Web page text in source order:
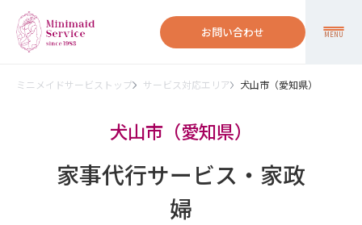
お問い合わせ MENU
ミニメイドサービストップ サービス対応エリア 犬山市（愛知県）
犬山市（愛知県）
家事代行サービス・家政
婦